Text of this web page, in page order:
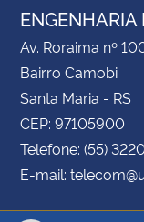
ENGENHARIA
Av. Roraima nº
Bairro Camobi
Santa Maria - RS
CEP: 97105900
Telefone: (55)
E-mail: